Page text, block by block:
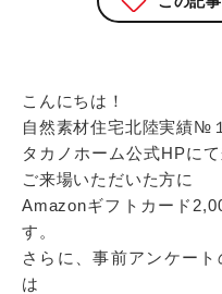
こんにちは！
自然素材住宅北陸実績№
タカノホーム公式HPに
ご来場いただいた方に
Amazonギフトカード
す。
さらに、事前アンケー
は